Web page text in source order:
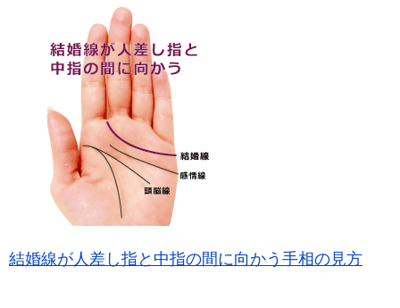
結婚線が人差し指と中指の間に向かう手相の見方